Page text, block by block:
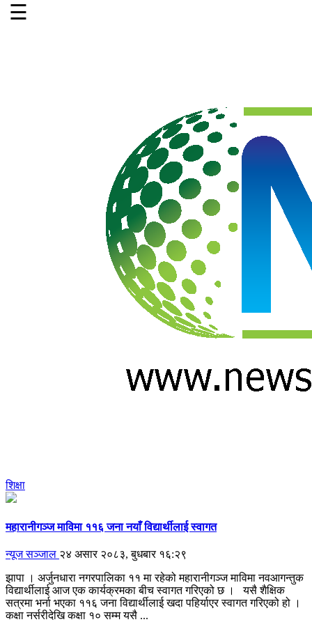
☰
शिक्षा
महारानीगञ्ज माविमा ११६ जना नयाँ विद्यार्थीलाई स्वागत
न्यूज सञ्जाल २४ असार २०८३, बुधबार १६:२९
झापा । अर्जुनधारा नगरपालिका ११ मा रहेको महारानीगञ्ज माविमा नवआगन्तुक
विद्यार्थीलाई आज एक कार्यक्रमका बीच स्वागत गरिएको छ । यसै शैक्षिक
सत्रमा भर्ना भएका ११६ जना विद्यार्थीलाई खदा पहिर्याएर स्वागत गरिएको हो ।
कक्षा नर्सरीदेखि कक्षा १० सम्म यसै ...